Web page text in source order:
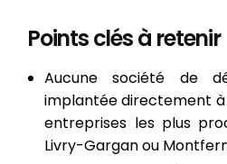
Points clés à retenir
Aucune société de
implantée directement à
entreprises les plus
Livry-Gargan ou